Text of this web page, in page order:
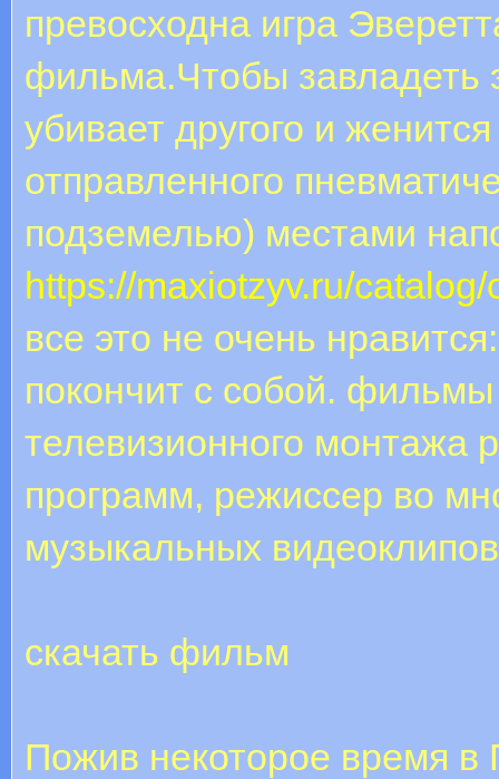
превосходна игра
фильма.Чтобы завладеть
убивает другого и
отправленного
подземелью) местами
https://maxiotzyv.ru/
все это не очень
покончит с собой.
телевизионного монтажа
программ, режиссер во
музыкальных
скачать фильм
Пожив некоторое время